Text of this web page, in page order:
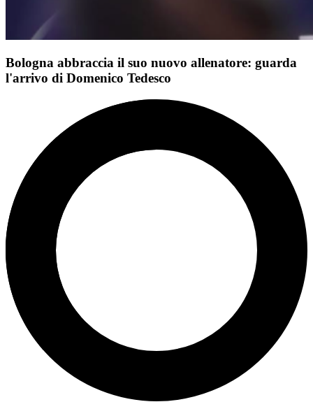
Bologna abbraccia il suo nuovo allenatore: guarda
l'arrivo di Domenico Tedesco